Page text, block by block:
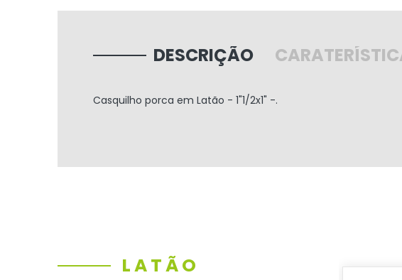
DESCRIÇÃO
Casquilho porca em Latão - 1"1/2x1" -.
LATÃO